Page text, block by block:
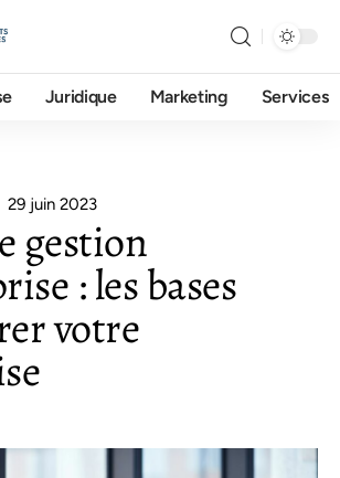
Juridique Marketing Services
29 juin 2023
gestion
: les bases
votre